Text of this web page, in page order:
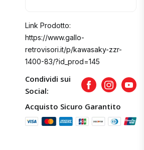
Link Prodotto:
https://www.gallo-
retrovisori.it/p/kawasaky-zzr-
1400-83/?id_prod=145
Condividi sui
Social:
FacebookInstagram
Acquisto Sicuro Garantito